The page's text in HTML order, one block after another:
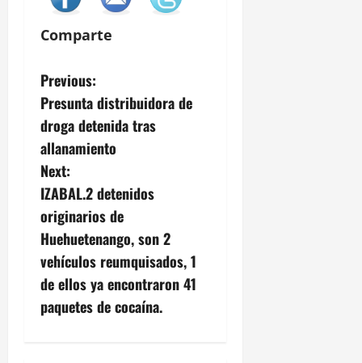
Comparte
P
o
s
t
n
a
v
i
Previous:
Presunta distribuidora de
droga detenida tras
allanamiento
Next:
IZABAL.2 detenidos
originarios de
Huehuetenango, son 2
vehículos reumquisados, 1
de ellos ya encontraron 41
paquetes de cocaína.